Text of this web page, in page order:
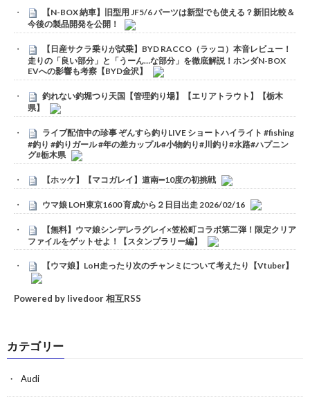
【N-BOX 納車】旧型用 JF5/6 パーツは新型でも使える？新旧比較＆
今後の製品開発を公開！
【日産サクラ乗りが試乗】BYD RACCO（ラッコ）本音レビュー！
走りの「良い部分」と「うーん…な部分」を徹底解説！ホンダN-BOX
EVへの影響も考察【BYD金沢】
釣れない釣堀つり天国【管理釣り場】【エリアトラウト】【栃木
県】
ライブ配信中の珍事 ぞんすら釣りLIVE ショートハイライト #fishing
#釣り #釣りガール #年の差カップル#小物釣り#川釣り#水路#ハプニン
グ#栃木県
【ホッケ】【マコガレイ】道南➖10度の初挑戦
ウマ娘 LOH東京1600 育成から２日目出走 2026/02/16
【無料】ウマ娘シンデレラグレイ×笠松町コラボ第二弾！限定クリア
ファイルをゲットせよ！【スタンプラリー編】
【ウマ娘】LoH走ったり次のチャンミについて考えたり【Vtuber】
Powered by livedoor 相互RSS
カテゴリー
Audi